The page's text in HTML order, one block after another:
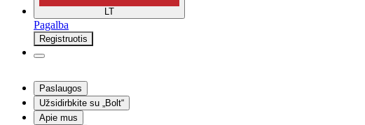
LT
Pagalba
Registruotis
Paslaugos
Užsidirbkite su „Bolt“
Apie mus